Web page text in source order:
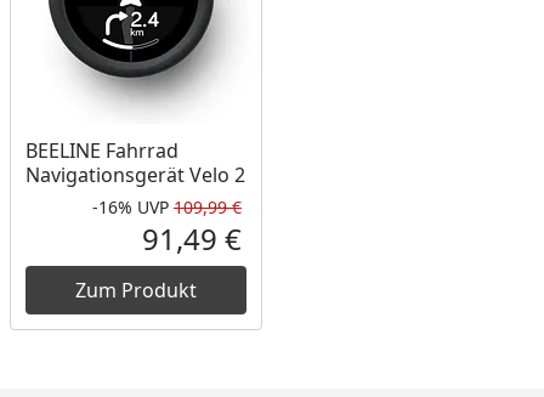
BEELINE Fahrrad
Navigationsgerät Velo 2
Rabatt in Prozent
-16%
Ursprünglicher Preis
UVP 109,99 €
Aktueller Preis
91,49 €
Zum Produkt